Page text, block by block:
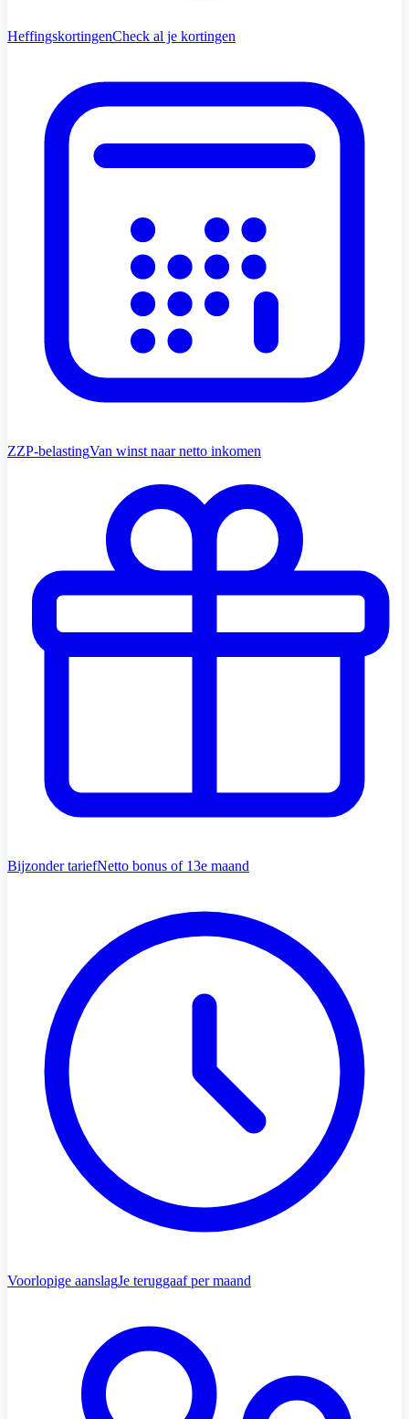
HeffingskortingenCheck al je kortingen
ZZP-belastingVan winst naar netto inkomen
Bijzonder tariefNetto bonus of 13e maand
Voorlopige aanslagJe teruggaaf per maand